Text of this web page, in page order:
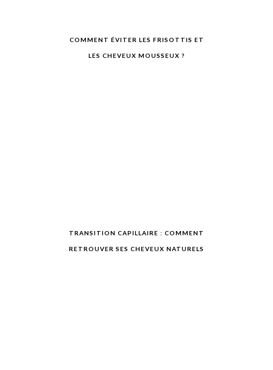
COMMENT ÉVITER LES FRISOTTIS ET
LES CHEVEUX MOUSSEUX ?
TRANSITION CAPILLAIRE : COMMENT
RETROUVER SES CHEVEUX NATURELS